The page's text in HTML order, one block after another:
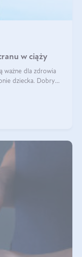
w ciąży
ważne dla zdrowia
dziecka. Dobrym